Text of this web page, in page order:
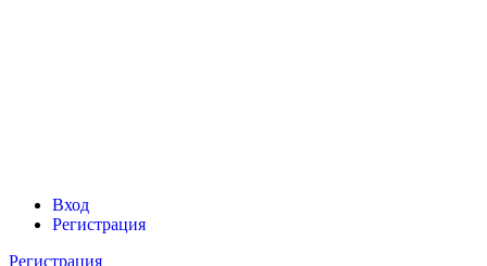
Вход
Регистрация
Регистрация